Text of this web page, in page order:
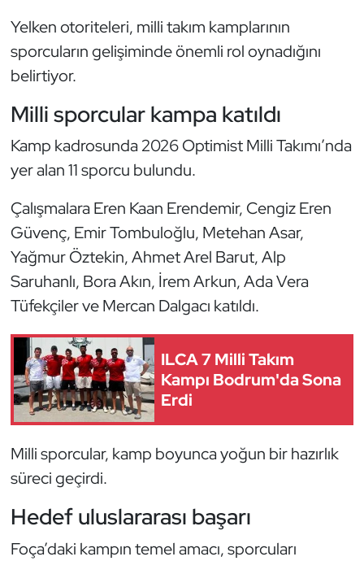
Yelken otoriteleri, milli takım kamplarının
sporcuların gelişiminde önemli rol oynadığını
belirtiyor.
Milli sporcular kampa katıldı
Kamp kadrosunda 2026 Optimist Milli Takımı’nda
yer alan 11 sporcu bulundu.
Çalışmalara Eren Kaan Erendemir, Cengiz Eren
Güvenç, Emir Tombuloğlu, Metehan Asar,
Yağmur Öztekin, Ahmet Arel Barut, Alp
Saruhanlı, Bora Akın, İrem Arkun, Ada Vera
Tüfekçiler ve Mercan Dalgacı katıldı.
ILCA 7 Milli Takım
Kampı Bodrum'da Sona
Erdi
Milli sporcular, kamp boyunca yoğun bir hazırlık
süreci geçirdi.
Hedef uluslararası başarı
Foça’daki kampın temel amacı, sporcuları
Hentbol
İşitme Engelli Sporcular
Judo ve Kuraş
Kano ve Rafting
Kayak
Kempo
Kick Boks
Kürek
Masa Tenisi
Motor Sporları
Muay Thai